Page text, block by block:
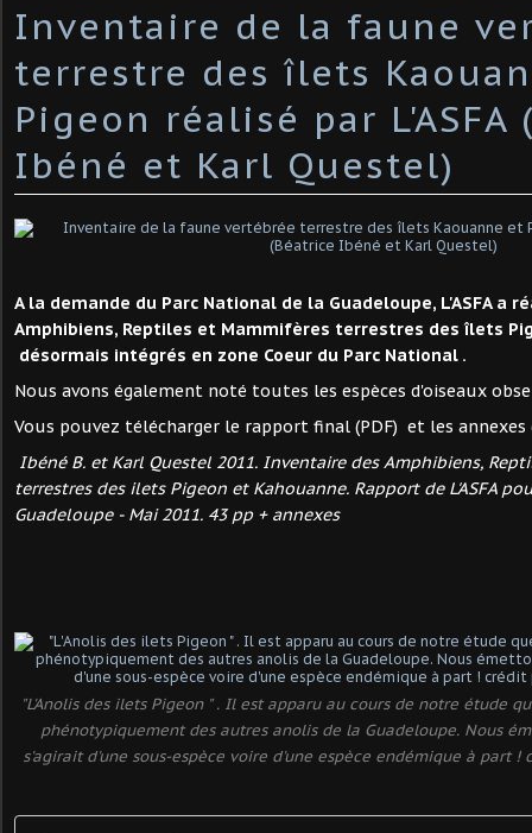
Inventaire de la faune
terrestre des îlets
Pigeon réalisé par L'ASFA
Ibéné et Karl Questel)
A la demande du Parc National de la Guadeloupe, L'ASFA a
Amphibiens, Reptiles et Mammifères terrestres des îlets
désormais intégrés en zone Coeur du Parc National .
Nous avons également noté toutes les espèces d'oiseaux
Vous pouvez télécharger le rapport final (PDF) et les annexes
Ibéné B. et Karl Questel 2011. Inventaire des Amphibiens,
terrestres des ilets Pigeon et Kahouanne. Rapport de L'ASFA
Guadeloupe - Mai 2011. 43 pp + annexes
"L'Anolis des ilets Pigeon " . Il est apparu au cours de notre étude
phénotypiquement des autres anolis de la Guadeloupe. Nous
s'agirait d'une sous-espèce voire d'une espèce endémique à part !